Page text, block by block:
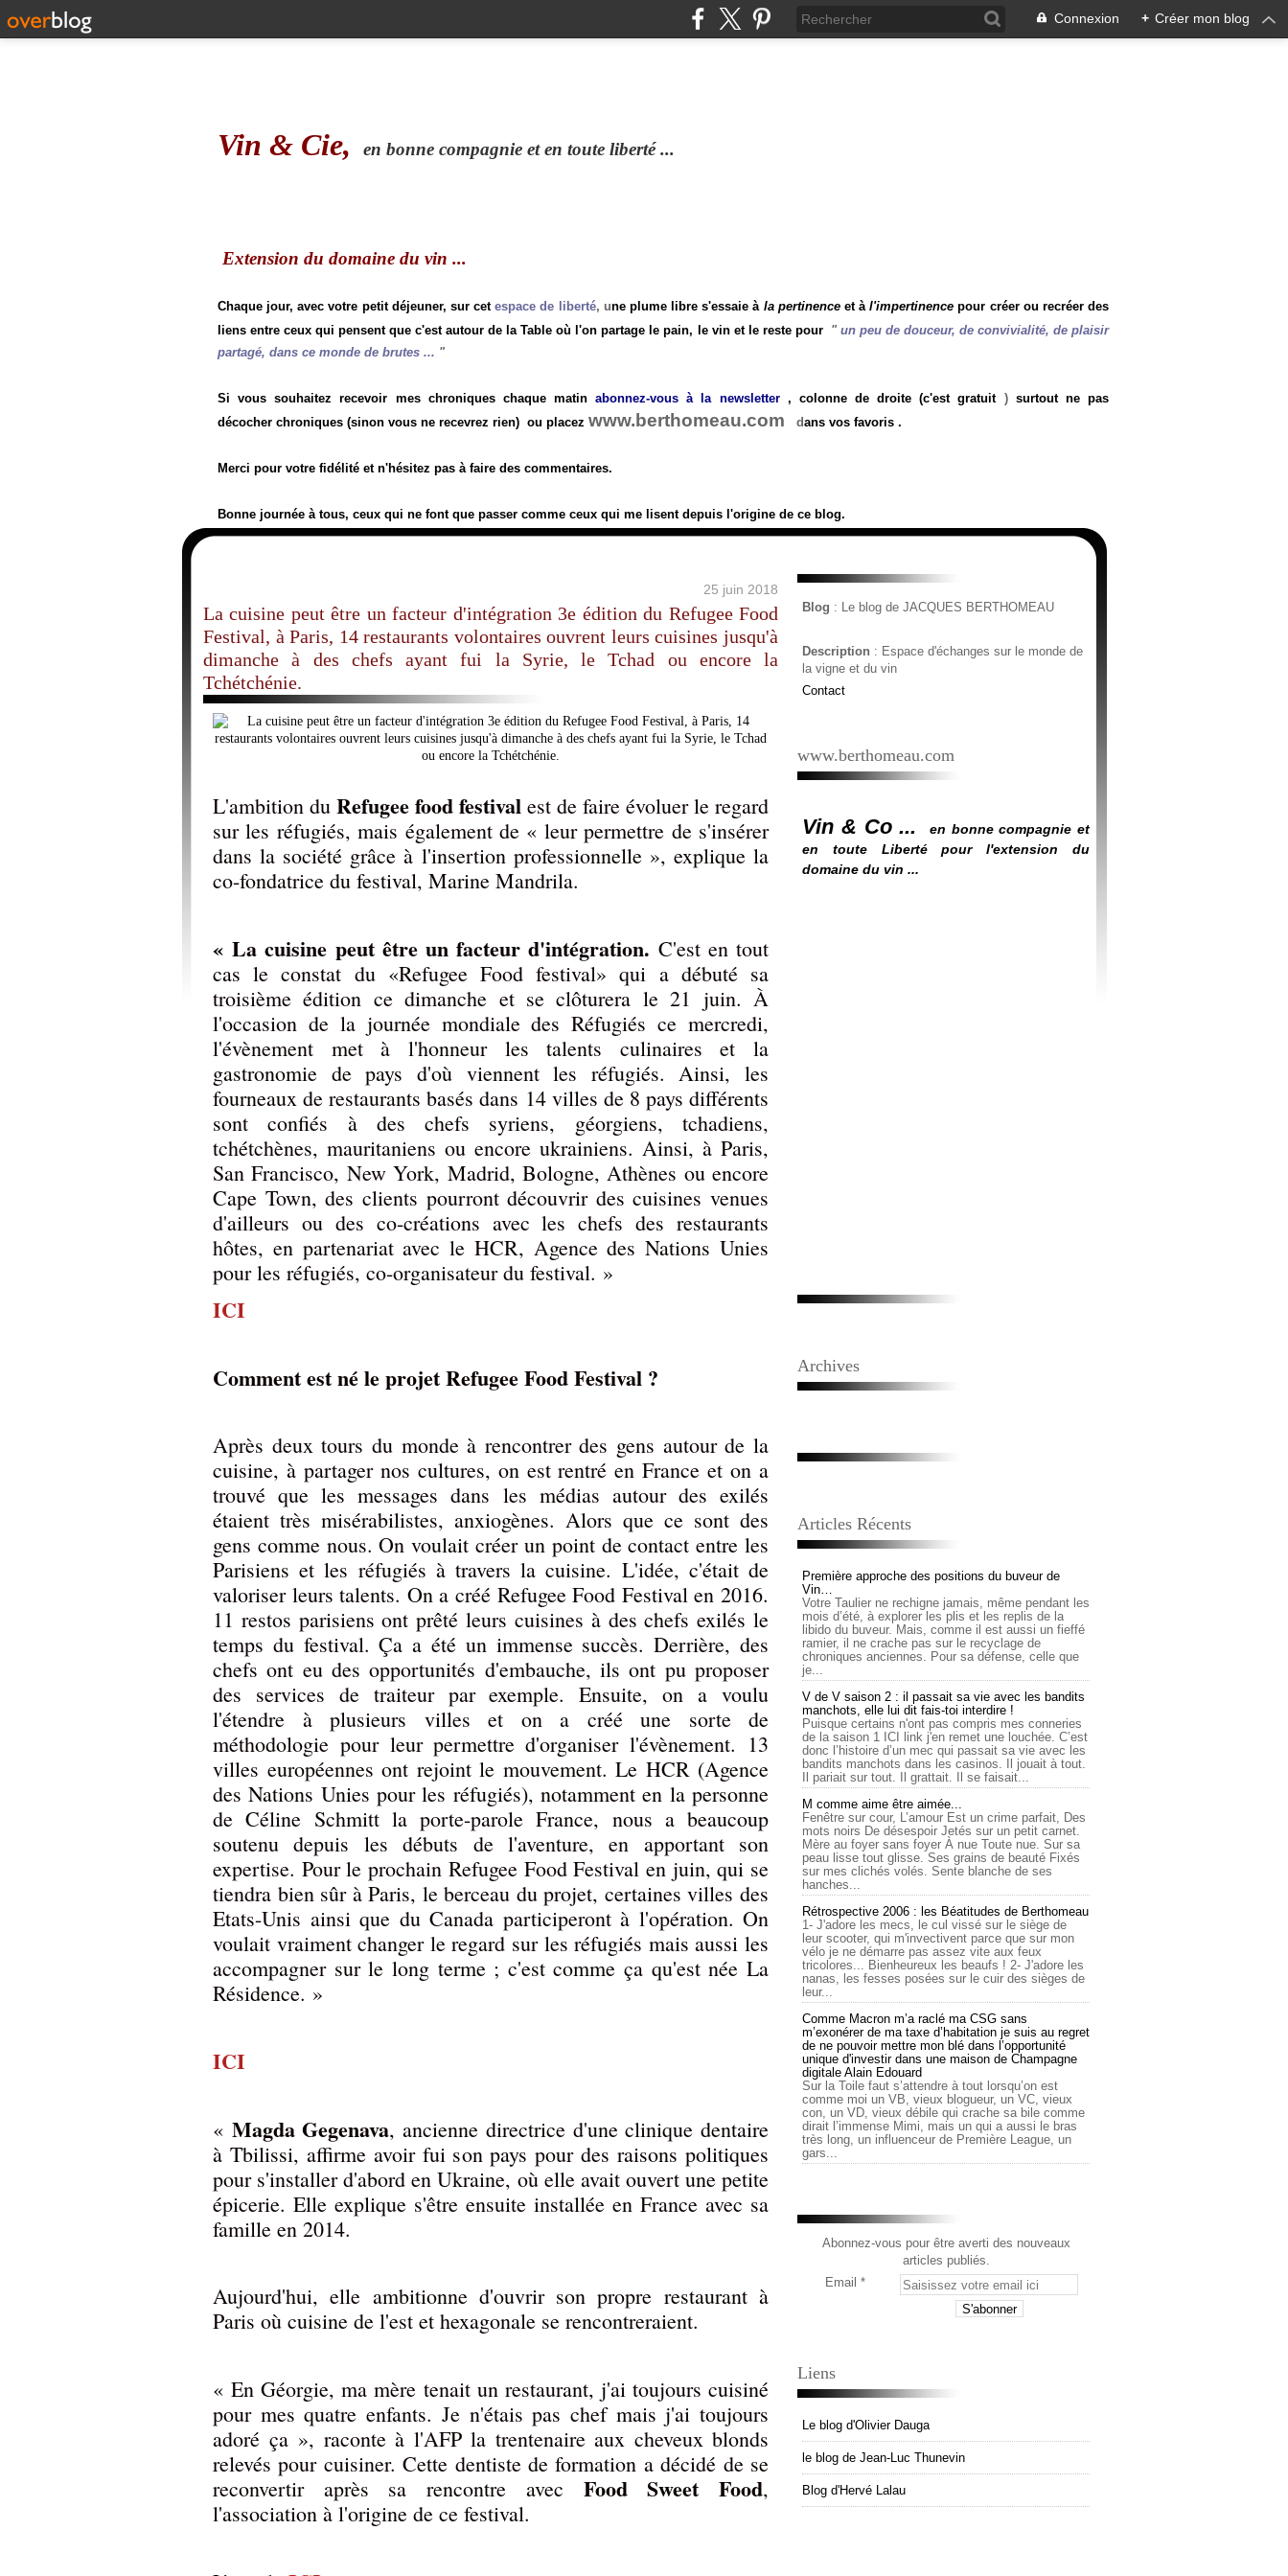
Connexion + Créer mon blog
Vin & Cie, en bonne compagnie et en toute liberté ...
Extension du domaine du vin ...
Chaque jour, avec votre petit déjeuner, sur cetespace de liberté, une plume libre s'essaie à la pertinenceet àl'impertinence pour créer ou recréer des
liens entre ceux qui pensent que c'est autour de la Table où l'on partage le pain, le vin et le reste pour "un peu de douceur, de convivialité, de plaisir
partagé, dans ce monde de brutes ... "
Si vous souhaitez recevoir mes chroniques chaque matinabonnez-vous à la newsletter, colonne de droite (c'est gratuit) surtout ne pas
décocher chroniques (sinon vous ne recevrez rien) ou placez www.berthomeau.com dans vos favoris .
Merci pour votre fidélité et n'hésitez pas à faire des commentaires.
Bonne journée à tous, ceux qui ne font que passer comme ceux qui me lisent depuis l'origine de ce blog.
25 juin 2018
La cuisine peut être un facteur d'intégration 3e édition du Refugee Food
Festival, à Paris, 14 restaurants volontaires ouvrent leurs cuisines jusqu'à
dimanche à des chefs ayant fui la Syrie, le Tchad ou encore la
Tchétchénie.
L'ambition du Refugee food festival est de faire évoluer le regard
sur les réfugiés, mais également de « leur permettre de s'insérer
dans la société grâce à l'insertion professionnelle », explique la
co-fondatrice du festival, Marine Mandrila.
« La cuisine peut être un facteur d'intégration. C'est en tout
cas le constat du «Refugee Food festival» qui a débuté sa
troisième édition ce dimanche et se clôturera le 21 juin. À
l'occasion de la journée mondiale des Réfugiés ce mercredi,
l'évènement met à l'honneur les talents culinaires et la
gastronomie de pays d'où viennent les réfugiés. Ainsi, les
fourneaux de restaurants basés dans 14 villes de 8 pays différents
sont confiés à des chefs syriens, géorgiens, tchadiens,
tchétchènes, mauritaniens ou encore ukrainiens. Ainsi, à Paris,
San Francisco, New York, Madrid, Bologne, Athènes ou encore
Cape Town, des clients pourront découvrir des cuisines venues
d'ailleurs ou des co-créations avec les chefs des restaurants
hôtes, en partenariat avec le HCR, Agence des Nations Unies
pour les réfugiés, co-organisateur du festival. »
ICI
Comment est né le projet Refugee Food Festival ?
Après deux tours du monde à rencontrer des gens autour de la
cuisine, à partager nos cultures, on est rentré en France et on a
trouvé que les messages dans les médias autour des exilés
étaient très misérabilistes, anxiogènes. Alors que ce sont des
gens comme nous. On voulait créer un point de contact entre les
Parisiens et les réfugiés à travers la cuisine. L'idée, c'était de
valoriser leurs talents. On a créé Refugee Food Festival en 2016.
11 restos parisiens ont prêté leurs cuisines à des chefs exilés le
temps du festival. Ça a été un immense succès. Derrière, des
chefs ont eu des opportunités d'embauche, ils ont pu proposer
des services de traiteur par exemple. Ensuite, on a voulu
l'étendre à plusieurs villes et on a créé une sorte de
méthodologie pour leur permettre d'organiser l'évènement. 13
villes européennes ont rejoint le mouvement. Le HCR (Agence
des Nations Unies pour les réfugiés), notamment en la personne
de Céline Schmitt la porte-parole France, nous a beaucoup
soutenu depuis les débuts de l'aventure, en apportant son
expertise. Pour le prochain Refugee Food Festival en juin, qui se
tiendra bien sûr à Paris, le berceau du projet, certaines villes des
Etats-Unis ainsi que du Canada participeront à l'opération. On
voulait vraiment changer le regard sur les réfugiés mais aussi les
accompagner sur le long terme ; c'est comme ça qu'est née La
Résidence. »
ICI
« Magda Gegenava, ancienne directrice d'une clinique dentaire
à Tbilissi, affirme avoir fui son pays pour des raisons politiques
pour s'installer d'abord en Ukraine, où elle avait ouvert une petite
épicerie. Elle explique s'être ensuite installée en France avec sa
famille en 2014.
Aujourd'hui, elle ambitionne d'ouvrir son propre restaurant à
Paris où cuisine de l'est et hexagonale se rencontreraient.
« En Géorgie, ma mère tenait un restaurant, j'ai toujours cuisiné
pour mes quatre enfants. Je n'étais pas chef mais j'ai toujours
adoré ça », raconte à l'AFP la trentenaire aux cheveux blonds
relevés pour cuisiner. Cette dentiste de formation a décidé de se
reconvertir après sa rencontre avec Food Sweet Food,
l'association à l'origine de ce festival.
Blog : Le blog de JACQUES BERTHOMEAU
Description : Espace d'échanges sur le monde de
la vigne et du vin
Contact
www.berthomeau.com
Vin & Co ...
en bonne compagnie et
en toute Liberté pour l'extension du
domaine du vin ...
Archives
Articles Récents
Première approche des positions du buveur de
Vin…
Votre Taulier ne rechigne jamais, même pendant les
mois d’été, à explorer les plis et les replis de la
libido du buveur. Mais, comme il est aussi un fieffé
ramier, il ne crache pas sur le recyclage de
chroniques anciennes. Pour sa défense, celle que
je...
V de V saison 2 : il passait sa vie avec les bandits
manchots, elle lui dit fais-toi interdire !
Puisque certains n'ont pas compris mes conneries
de la saison 1 ICI link j'en remet une louchée. C’est
donc l’histoire d’un mec qui passait sa vie avec les
bandits manchots dans les casinos. Il jouait à tout.
Il pariait sur tout. Il grattait. Il se faisait...
M comme aime être aimée...
Fenêtre sur cour, L’amour Est un crime parfait, Des
mots noirs De désespoir Jetés sur un petit carnet.
Mère au foyer sans foyer À nue Toute nue. Sur sa
peau lisse tout glisse. Ses grains de beauté Fixés
sur mes clichés volés. Sente blanche de ses
hanches...
Rétrospective 2006 : les Béatitudes de Berthomeau
1- J'adore les mecs, le cul vissé sur le siège de
leur scooter, qui m'invectivent parce que sur mon
vélo je ne démarre pas assez vite aux feux
tricolores... Bienheureux les beaufs ! 2- J'adore les
nanas, les fesses posées sur le cuir des sièges de
leur...
Comme Macron m’a raclé ma CSG sans
m’exonérer de ma taxe d’habitation je suis au regret
de ne pouvoir mettre mon blé dans l’opportunité
unique d'investir dans une maison de Champagne
digitale Alain Edouard
Sur la Toile faut s’attendre à tout lorsqu’on est
comme moi un VB, vieux blogueur, un VC, vieux
con, un VD, vieux débile qui crache sa bile comme
dirait l’immense Mimi, mais un qui a aussi le bras
très long, un influenceur de Première League, un
gars...
Abonnez-vous pour être averti des nouveaux
articles publiés.
Email
Liens
Le blog d'Olivier Dauga
le blog de Jean-Luc Thunevin
Blog d'Hervé Lalau